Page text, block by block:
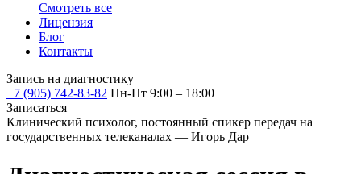
Смотреть все
Лицензия
Блог
Контакты
Запись на диагностику
+7 (905) 742-83-82 Пн-Пт 9:00 – 18:00
Записаться
Клинический психолог, постоянный спикер передач на
государственных телеканалах — Игорь Дар